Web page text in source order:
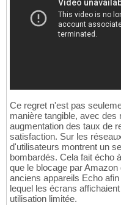
Ce regret n'est pas
manière tangible, avec des
augmentation des taux de
satisfaction. Sur les
d'utilisateurs montrent un
bombardés. Cela fait écho
que le blocage par
anciens appareils Echo
lequel les écrans
utilisation limitée.